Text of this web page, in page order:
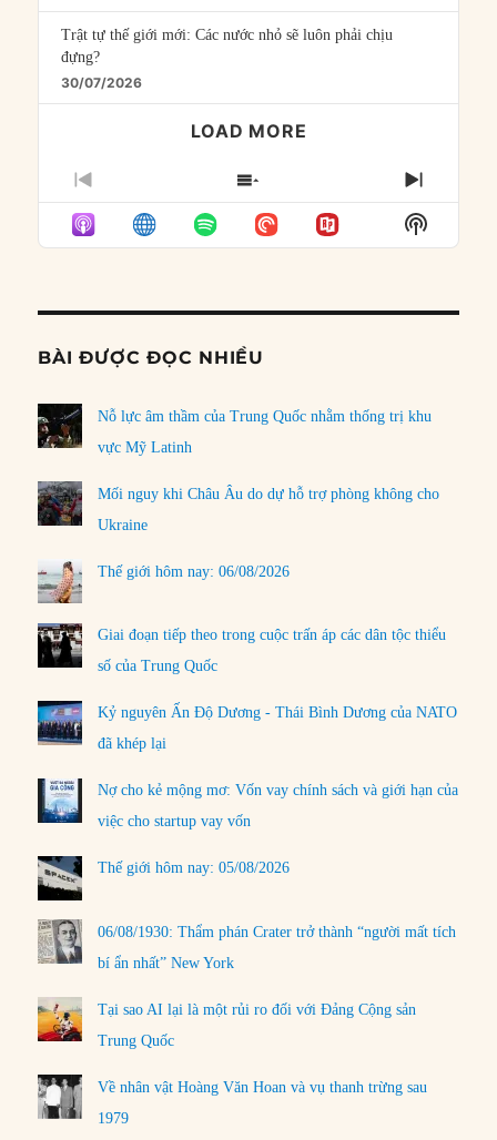
Trật tự thế giới mới: Các nước nhỏ sẽ luôn phải chịu
đựng?
30/07/2026
LOAD MORE
PREVIOUS
EPISODE
SHOW
EPISODES
LIST
NEXT
Show
Podcast
BÀI ĐƯỢC ĐỌC NHIỀU
Nỗ lực âm thầm của Trung Quốc nhằm thống trị khu
vực Mỹ Latinh
Mối nguy khi Châu Âu do dự hỗ trợ phòng không cho
Ukraine
Thế giới hôm nay: 06/08/2026
Giai đoạn tiếp theo trong cuộc trấn áp các dân tộc thiểu
số của Trung Quốc
Kỷ nguyên Ấn Độ Dương - Thái Bình Dương của NATO
đã khép lại
Nợ cho kẻ mộng mơ: Vốn vay chính sách và giới hạn của
việc cho startup vay vốn
Thế giới hôm nay: 05/08/2026
06/08/1930: Thẩm phán Crater trở thành “người mất tích
bí ẩn nhất” New York
Tại sao AI lại là một rủi ro đối với Đảng Cộng sản
Trung Quốc
Về nhân vật Hoàng Văn Hoan và vụ thanh trừng sau
1979